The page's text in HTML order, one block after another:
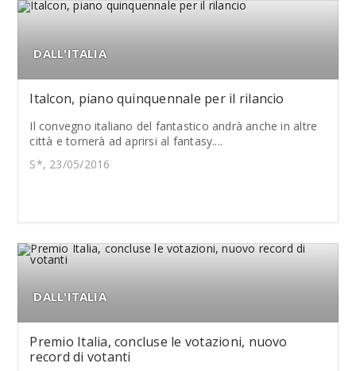
DALL'ITALIA
Italcon, piano quinquennale per il rilancio
Il convegno italiano del fantastico andrà anche in altre
città e tornerà ad aprirsi al fantasy....
S*, 23/05/2016
DALL'ITALIA
Premio Italia, concluse le votazioni, nuovo
record di votanti